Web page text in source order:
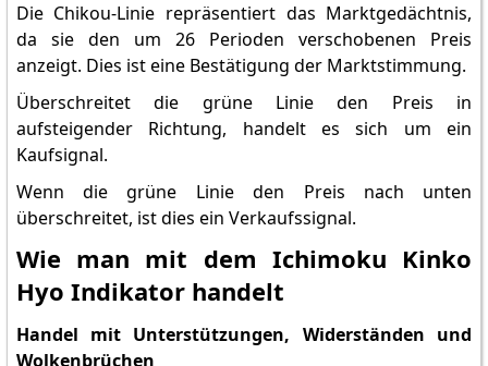
Die Chikou-Linie repräsentiert das Marktgedächtnis,
da sie den um 26 Perioden verschobenen Preis
anzeigt. Dies ist eine Bestätigung der Marktstimmung.
Überschreitet die grüne Linie den Preis in
aufsteigender Richtung, handelt es sich um ein
Kaufsignal.
Wenn die grüne Linie den Preis nach unten
überschreitet, ist dies ein Verkaufssignal.
Wie man mit dem Ichimoku Kinko
Hyo Indikator handelt
Handel mit Unterstützungen, Widerständen und
Wolkenbrüchen